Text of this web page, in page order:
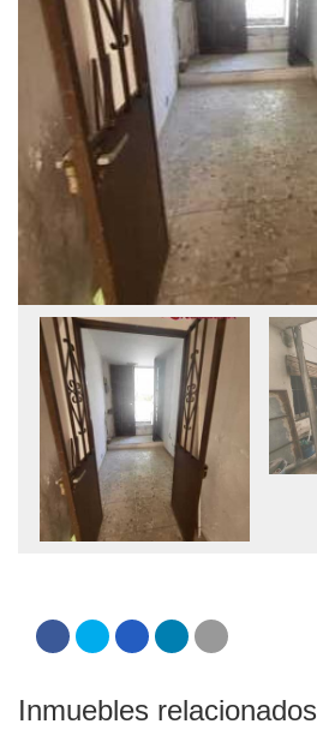
Inmuebles relacionados